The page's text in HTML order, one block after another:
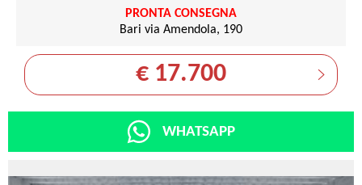
PRONTA CONSEGNA
Bari via Amendola, 190
€ 17.700
WHATSAPP